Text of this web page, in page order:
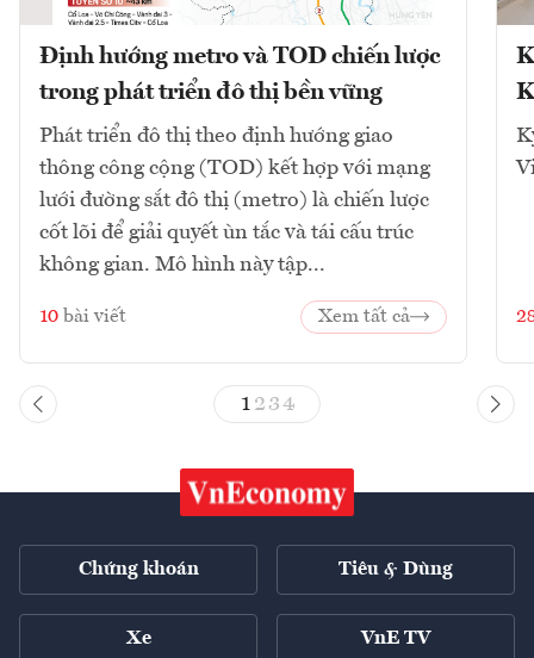
Định hướng metro và TOD chiến lược
trong phát triển đô thị bền vững
Phát triển đô thị theo định hướng giao
thông công cộng (TOD) kết hợp với mạng
lưới đường sắt đô thị (metro) là chiến lược
cốt lõi để giải quyết ùn tắc và tái cấu trúc
không gian. Mô hình này tập...
10 bài viết Xem tất cả
1 23 4
Chứng khoán Tiêu & Dùng
Xe VnE TV